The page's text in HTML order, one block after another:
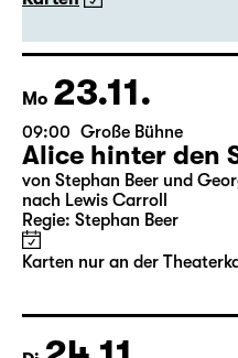
Mo 23.11.
09:00 Große Bühne
Alice hinter den
von Stephan Beer und
nach Lewis Carroll
Regie: Stephan Beer
Karten nur an der